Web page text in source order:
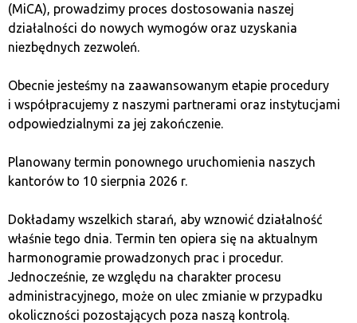
Wahania w kryptowalutach
Zmienność odnosi się do gwałtownych i częstych zmian cen
jak i potencjalnie
Waluta wirtualna
Wirtualna waluta to cyfrowy środek wymiany wartości,
niekontrolowany przez tradycyjne banki, używany głównie w
(MiCA), prowadzimy proces dostosowania naszej
działalności do nowych wymogów oraz uzyskania
niezbędnych zezwoleń.
Obecnie jesteśmy na zaawansowanym etapie procedury
i współpracujemy z naszymi partnerami oraz instytucjami
odpowiedzialnymi za jej zakończenie.
Planowany termin ponownego uruchomienia naszych
kantorów to 10 sierpnia 2026 r.
Dokładamy wszelkich starań, aby wznowić działalność
właśnie tego dnia. Termin ten opiera się na aktualnym
harmonogramie prowadzonych prac i procedur.
Jednocześnie, ze względu na charakter procesu
administracyjnego, może on ulec zmianie w przypadku
okoliczności pozostających poza naszą kontrolą.